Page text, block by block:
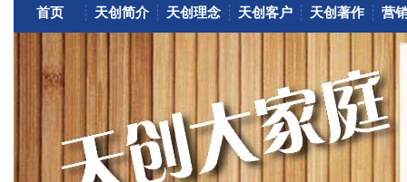
首页 天创简介 天创理念 天创客户 天创著作 营